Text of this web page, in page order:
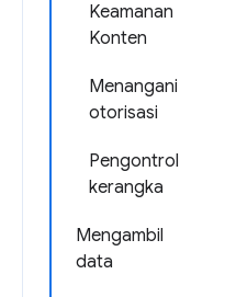
Keamanan
Konten
Menangani
otorisasi
Pengontrol
kerangka
Mengambil
data